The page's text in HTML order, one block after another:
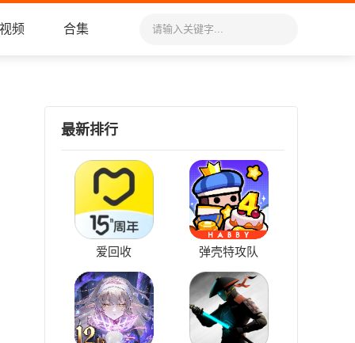
视频 合集
最新排行
爱回收 弹壳特攻队